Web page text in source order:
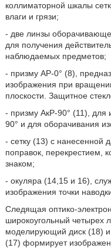
коллиматорной шкалы
влаги и грязи;
- две линзы
для получения
наблюдаемых предметов;
- призму АР-0° (8),
изображения при
плоскости. Защитное
- призму АкР-90° (11), для
90° и для оборачивания
- сетку (13) с нанесенной
поправок, перекрестием,
знаком;
- окуляра (14,15 и 16),
изображения точки
Следящая оптико-
широкоугольный четырех
моделирующий диск (18)
(17) формирует